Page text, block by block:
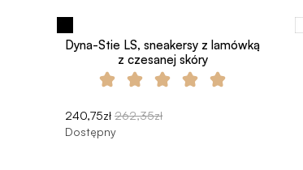
Dyna-Stie LS, sneakersy z lamówką
z czesanej skóry
240,75zł 262,35zł
Dostępny